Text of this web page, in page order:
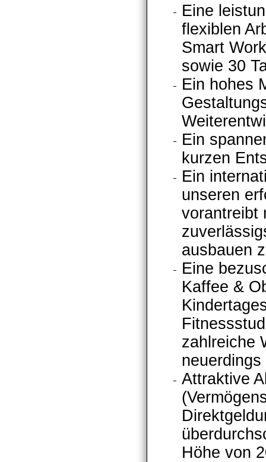
Eine
flexiblen
Smart
sowie 30
Ein hohes
Ein
kurzen
Ein
unseren
vorantreibt
ausbauen
Eine
Kaffee &
zahlreiche
Attraktive
Höhe von